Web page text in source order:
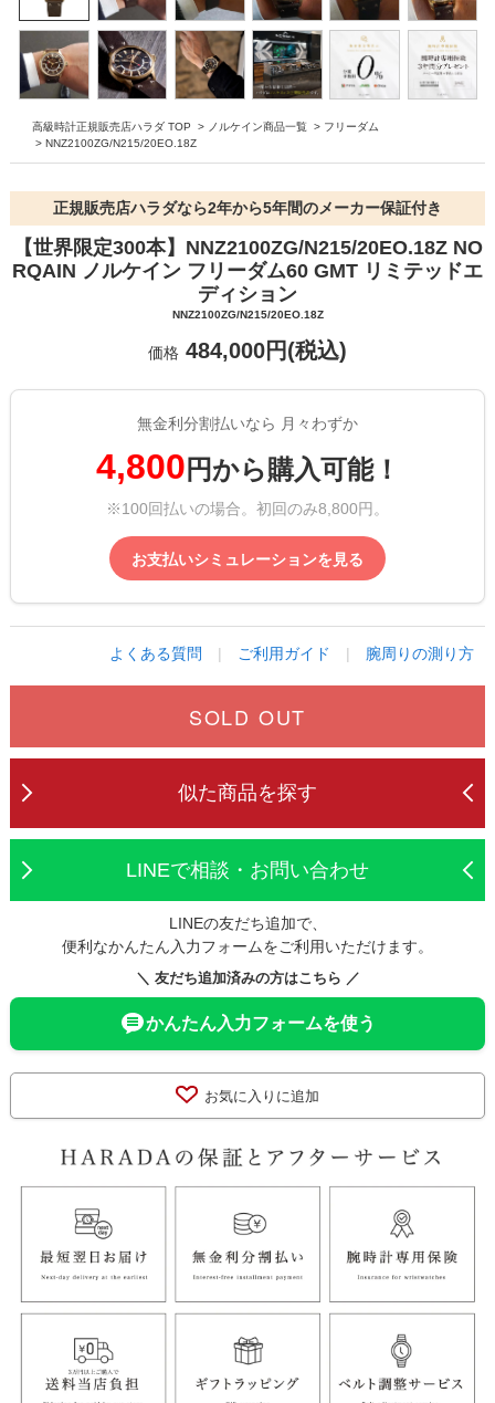
高級時計正規販売店ハラダ TOP > ノルケイン商品一覧 > フリーダム
> NNZ2100ZG/N215/20EO.18Z
正規販売店ハラダなら2年から5年間のメーカー保証付き
【世界限定300本】NNZ2100ZG/N215/20EO.18Z NO
RQAIN ノルケイン フリーダム60 GMT リミテッドエ
ディション
NNZ2100ZG/N215/20EO.18Z
価格 484,000円(税込)
無金利分割払いなら 月々わずか
4,800 円から購入可能！
※100回払いの場合。初回のみ8,800円。
お支払いシミュレーションを見る
よくある質問 | ご利用ガイド | 腕周りの測り方
SOLD OUT
似た商品を探す
LINEで相談・お問い合わせ
LINEの友だち追加で、
便利なかんたん入力フォームをご利用いただけます。
＼ 友だち追加済みの方はこちら ／
かんたん入力フォームを使う
お気に入りに追加